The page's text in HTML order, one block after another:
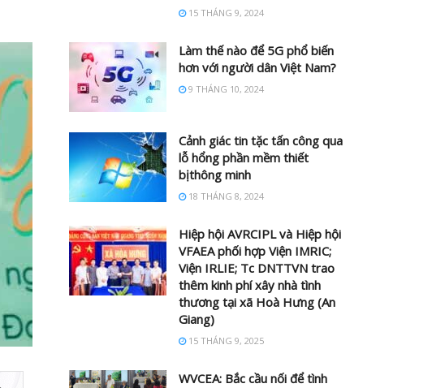
15 THÁNG 9, 2024
Làm thế nào để 5G phổ biến
hơn với người dân Việt Nam?
9 THÁNG 10, 2024
Cảnh giác tin tặc tấn công qua
lỗ hổng phần mềm thiết
bịthông minh
18 THÁNG 8, 2024
Hiệp hội AVRCIPL và Hiệp hội
VFAEA phối hợp Viện IMRIC;
Viện IRLIE; Tc DNTTVN trao
thêm kinh phí xây nhà tình
thương tại xã Hoà Hưng (An
Giang)
15 THÁNG 9, 2025
WVCEA: Bắc cầu nối để tình